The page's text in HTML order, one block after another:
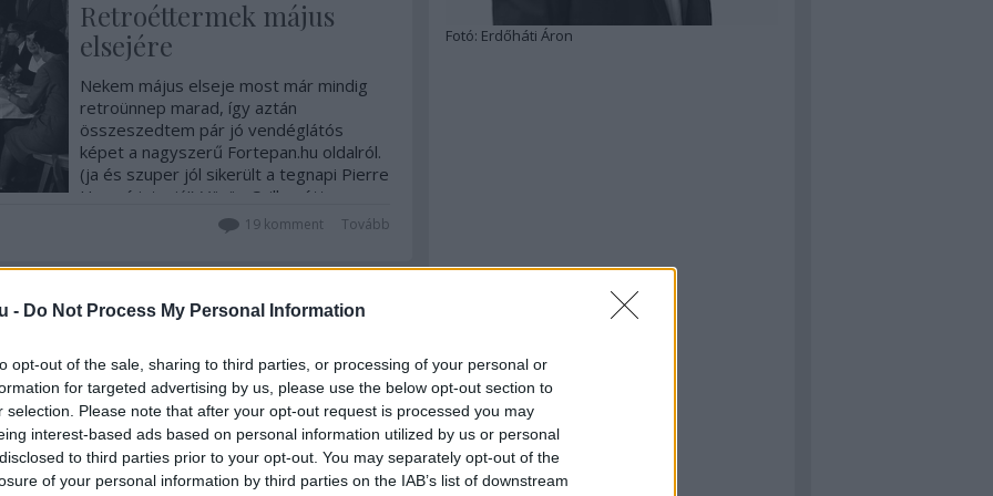
- Do Not Process My Personal Information
opt-out of the sale, sharing to third parties, or processing of your personal or
for targeted advertising by us, please use the below opt-out section to
selection. Please note that after your opt-out request is processed you may
interest-based ads based on personal information utilized by us or personal
to third parties prior to your opt-out. You may separately opt-out of the
of your personal information by third parties on the IAB’s list of downstream
Retroéttermek május
elsejére
Nekem május elseje most már mindig
retroünnep marad, így aztán
összeszedtem pár jó vendéglátós
képet a nagyszerű Fortepan.hu oldalról.
(ja és szuper jól sikerült a tegnapi Pierre
Hermé interjú!) Vörös Csillag étterem,
Dombóvár: Amikor még nem McDonald's
Tovább
19komment
Fotó: Erdőháti Áron